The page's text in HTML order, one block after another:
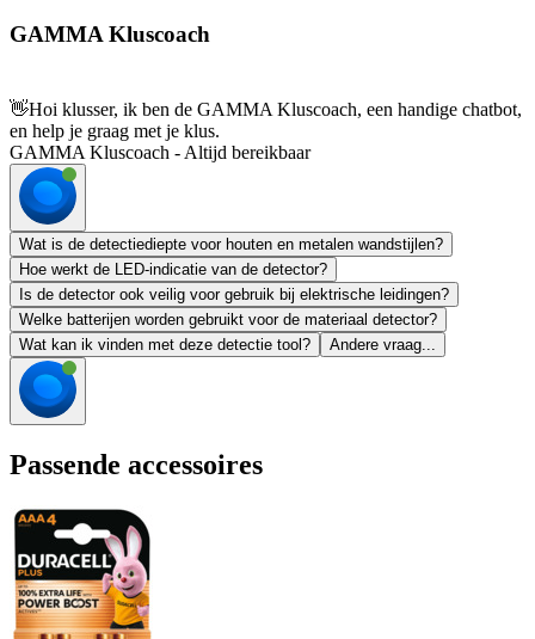
GAMMA Kluscoach
👋Hoi klusser, ik ben de GAMMA Kluscoach, een handige chatbot,
en help je graag met je klus.
GAMMA Kluscoach - Altijd bereikbaar
Wat is de detectiediepte voor houten en metalen wandstijlen?
Hoe werkt de LED-indicatie van de detector?
Is de detector ook veilig voor gebruik bij elektrische leidingen?
Welke batterijen worden gebruikt voor de materiaal detector?
Wat kan ik vinden met deze detectie tool?
Andere vraag...
Passende accessoires